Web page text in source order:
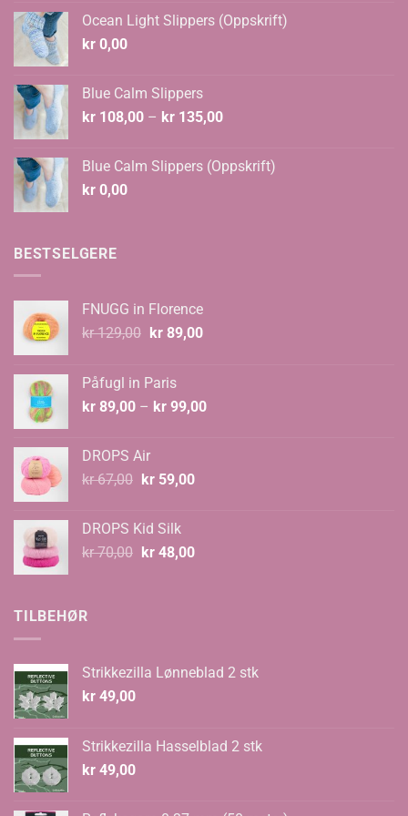
kr 124,00.kr 108,00.
Ocean Light Slippers (Oppskrift)
kr 0,00
Blue Calm Slippers
kr 108,00 – kr 135,00Prisområde:
kr 135,00
Blue Calm Slippers (Oppskrift)
kr 0,00
BESTSELGERE
FNUGG in Florence
kr129,00 Opprinnelig
kr 129,00.
kr89,00Nåværende
Påfugl in Paris
kr 89,00 – kr 99,00Prisområde:
DROPS Air
kr67,00 Opprinnelig
kr 67,00.
kr59,00Nåværende
DROPS Kid Silk
kr70,00 Opprinnelig
kr48,00Nåværende
TILBEHØR
Strikkezilla Lønneblad 2 stk
kr 49,00
Strikkezilla Hasselblad 2 stk
kr 49,00